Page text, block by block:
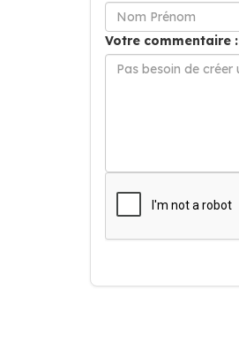
Votre commentaire :